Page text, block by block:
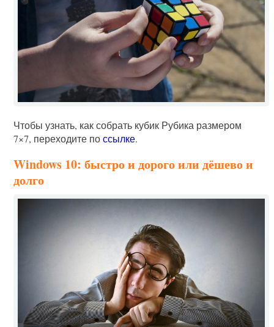
Чтобы узнать, как собрать кубик Рубика размером
7×7, переходите поссылке.
Windows 10: быстро и дорого или дёшево и
долго